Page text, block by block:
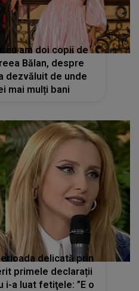
eu am doi copii de
Bălan, despre
dezvăluit de unde
mai mulți bani
delicată prin
primele declarații
i-a luat fetiţele: ”E o